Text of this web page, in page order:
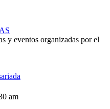
y eventos organizadas por el
am